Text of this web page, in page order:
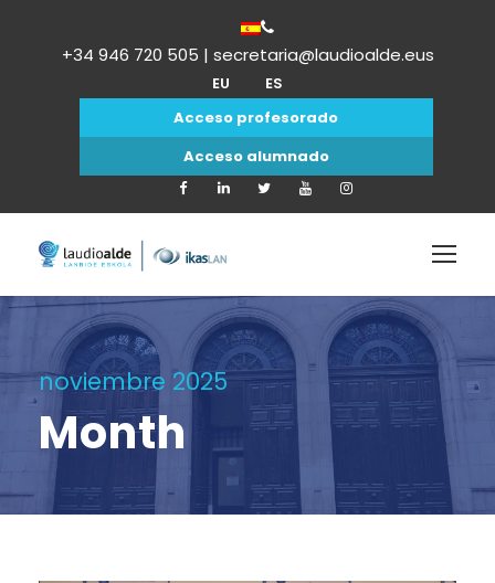
+34 946 720 505 | secretaria@laudioalde.eus
EU
ES
Acceso profesorado
Acceso alumnado
noviembre 2025
Month